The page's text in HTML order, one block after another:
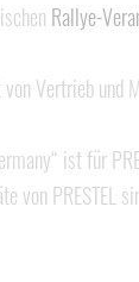
Rallye-
Vertrieb und
ist für
von PRESTEL